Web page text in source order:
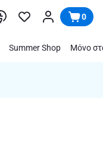
0
Summer Shop Μόνο